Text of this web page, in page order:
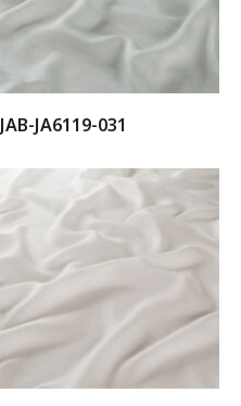
JAB-JA6119-031